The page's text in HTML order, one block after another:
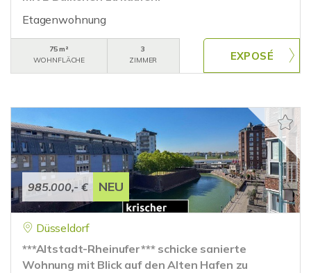
Etagenwohnung
75 m²
WOHNFLÄCHE
3
ZIMMER
985.000,- € NEU
Düsseldorf
***Altstadt-Rheinufer*** schicke sanierte
Wohnung mit Blick auf den Alten Hafen zu